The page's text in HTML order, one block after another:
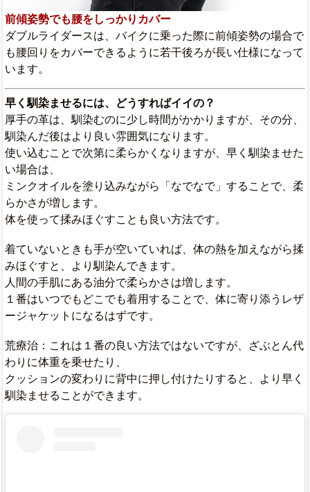
前傾姿勢でも腰をしっかりカバー
ダブルライダースは、バイクに乗った際に前傾姿勢の場合で
も腰回りをカバーできるように若干後ろが長い仕様になって
います。
早く馴染ませるには、どうすればイイの？
厚手の革は、馴染むのに少し時間がかかりますが、その分、
馴染んだ後はより良い雰囲気になります。
使い込むことで次第に柔らかくなりますが、早く馴染ませた
い場合は、
ミンクオイルを塗り込みながら「なでなで」することで、柔
らかさが増します。
体を使って揉みほぐすことも良い方法です。
着ていないときも手が空いていれば、体の熱を加えながら揉
みほぐすと、より馴染んできます。
人間の手肌にある油分で柔らかさは増します。
１番はいつでもどこでも着用することで、体に寄り添うレザ
ージャケットになるはずです。
荒療治：これは１番の良い方法ではないですが、ざぶとん代
わりに体重を乗せたり、
クッションの変わりに背中に押し付けたりすると、より早く
馴染ませることができます。